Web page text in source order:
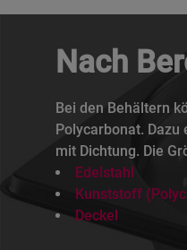
Nach
Bei den Behältern
Polycarbonat. Dazu
mit Dichtung. Die
Edelstahl
Kunststoff
Deckel